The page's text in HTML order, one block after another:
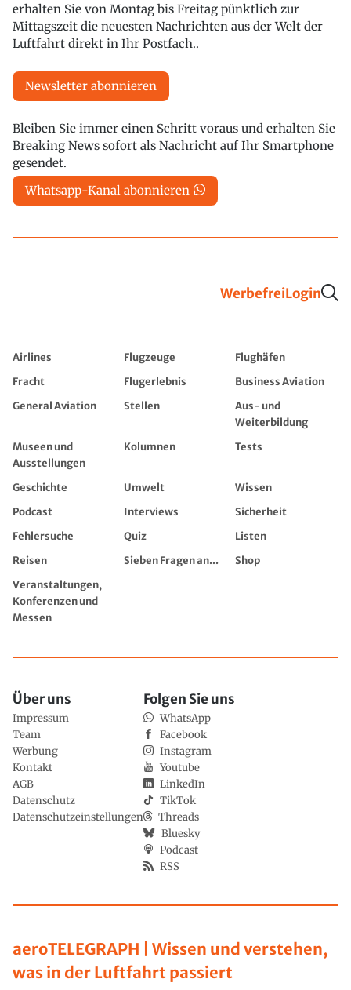
erhalten Sie von Montag bis Freitag pünktlich zur
Mittagszeit die neuesten Nachrichten aus der Welt der
Luftfahrt direkt in Ihr Postfach..
Newsletter abonnieren
Bleiben Sie immer einen Schritt voraus und erhalten Sie
Breaking News sofort als Nachricht auf Ihr Smartphone
gesendet.
Whatsapp-Kanal abonnieren
WerbefreiLogin
Airlines Flugzeuge
Flughäfen
Fracht
Flugerlebnis
Business Aviation
General Aviation
Stellen
Aus- und
Weiterbildung
Museen und
Ausstellungen
Kolumnen Tests
Geschichte Umwelt
Wissen
Podcast
Interviews
Sicherheit
Fehlersuche
Quiz
Listen
Reisen
Sieben Fragen an...
Shop
Veranstaltungen,
Konferenzen und
Messen
aeroTELEGRAPH | Wissen und verstehen,
was in der Luftfahrt passiert
Über uns
Impressum
Team
Werbung
Kontakt
AGB
Datenschutz
Datenschutzeinstellungen
Folgen Sie uns
WhatsApp
Facebook
Instagram
Youtube
LinkedIn
TikTok
Threads
Bluesky
Podcast
RSS